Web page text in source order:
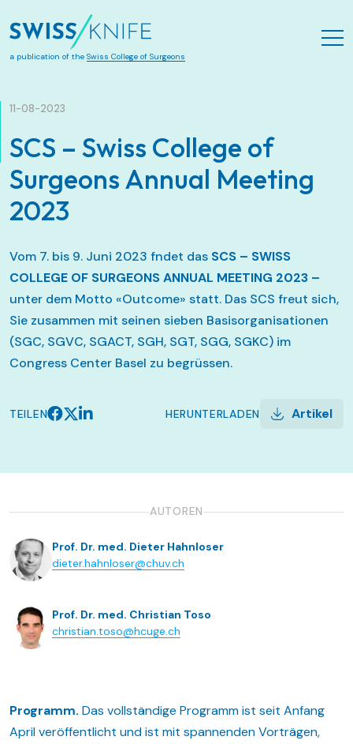
Zum Hauptinhalt springen
a publication of the Swiss College of Surgeons
11-08-2023
SCS – Swiss College of
Surgeons Annual Meeting
2023
Vom 7. bis 9. Juni 2023 fndet das SCS – SWISS
COLLEGE OF SURGEONS ANNUAL MEETING 2023 –
unter dem Motto «Outcome» statt. Das SCS freut sich,
Sie zusammen mit seinen sieben Basisorganisationen
(SGC, SGVC, SGACT, SGH, SGT, SGG, SGKC) im
Congress Center Basel zu begrüssen.
TEILEN HERUNTERLADEN Artikel
AUTOREN
Prof. Dr. med. Dieter Hahnloser
dieter.hahnloser@chuv.ch
Prof. Dr. med. Christian Toso
christian.toso@hcuge.ch
Programm. Das vollständige Programm ist seit Anfang
April veröffentlicht und ist mit spannenden Vorträgen,